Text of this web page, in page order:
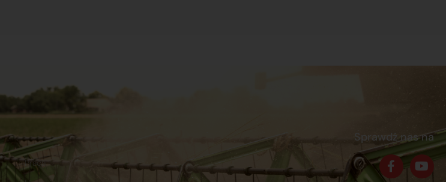
Praca
Sprawdź nas na